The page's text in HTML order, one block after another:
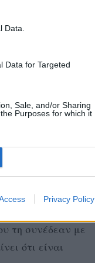
Data.
Data for Targeted
Sale, and/or Sharing
Purposes for which it
Privacy Policy
new
in real
απάντηση της
ότι, επειδή
«Δεν ήταν
τη συνέδεαν με
ότι είναι